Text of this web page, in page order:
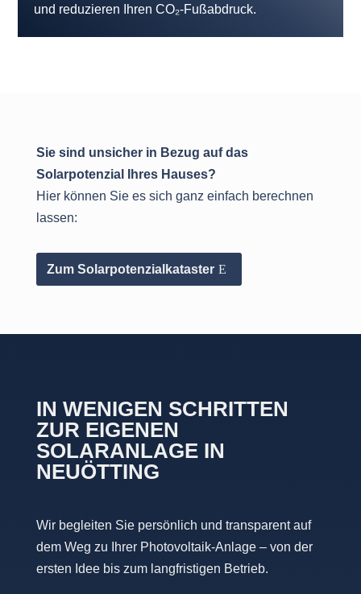
und reduzieren Ihren CO₂-Fußabdruck.
Sie sind unsicher in Bezug auf das
Solarpotenzial Ihres Hauses?
Hier können Sie es sich ganz einfach berechnen
lassen:
Zum Solarpotenzialkataster
IN WENIGEN SCHRITTEN
ZUR EIGENEN
SOLARANLAGE IN
NEUÖTTING
Wir begleiten Sie persönlich und transparent auf
dem Weg zu Ihrer Photovoltaik-Anlage – von der
ersten Idee bis zum langfristigen Betrieb.